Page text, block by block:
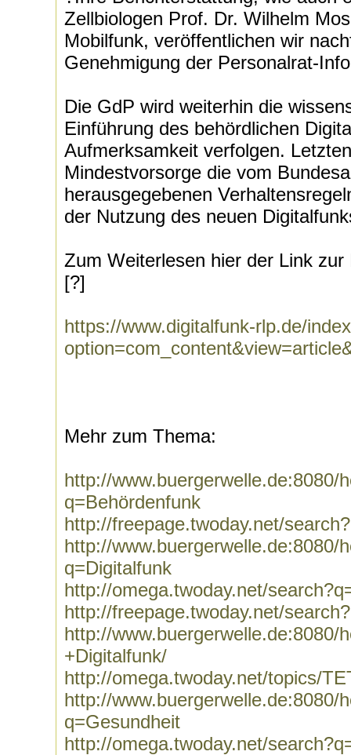
Zellbiologen Prof. Dr. Wilhelm
Mobilfunk, veröffentlichen wir
Genehmigung der Personalrat-
Die GdP wird weiterhin die
Einführung des behördlichen
Aufmerksamkeit verfolgen.
Mindestvorsorge die vom
herausgegebenen
der Nutzung des neuen
Zum Weiterlesen hier der Link
[?]
https://www.digitalfunk-rlp.de/
Mehr zum Thema:
http://www.buergerwelle.de:8080/
q=Behördenfunk
http://freepage.twoday.net/
http://www.buergerwelle.de:8080/
q=Digitalfunk
http://omega.twoday.net/
http://freepage.twoday.net/
http://
+Digitalfunk/
http://omega.twoday.net/topics/
http://www.buergerwelle.de:8080/
q=Gesundheit
http://omega.twoday.net/